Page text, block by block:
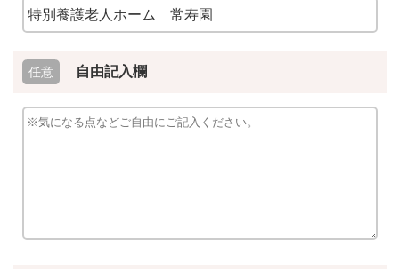
自由記入欄